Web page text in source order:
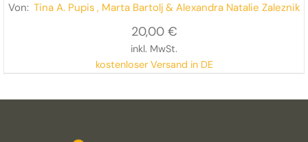
Von: Tina A. Pupis , Marta Bartolj & Alexandra Natalie Zaleznik
20,00 €
inkl. MwSt.
kostenloser Versand in DE